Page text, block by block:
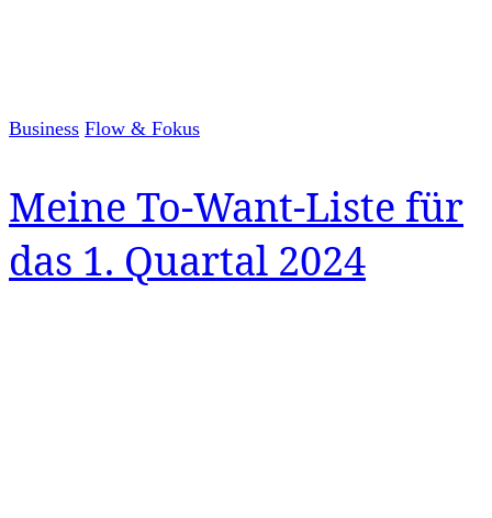
Business Flow & Fokus
Meine To-Want-Liste für
das 1. Quartal 2024